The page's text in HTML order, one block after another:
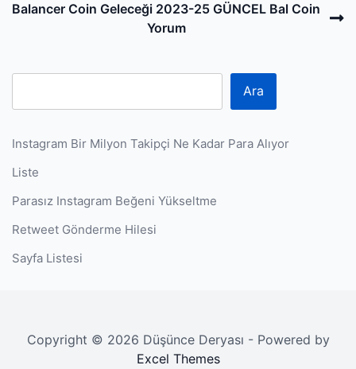
Balancer Coin Geleceği 2023-25 GÜNCEL Bal Coin
Yorum
Ara
Instagram Bir Milyon Takipçi Ne Kadar Para Alıyor
Liste
Parasız Instagram Beğeni Yükseltme
Retweet Gönderme Hilesi
Sayfa Listesi
Copyright © 2026 Düşünce Deryası - Powered by
Excel Themes